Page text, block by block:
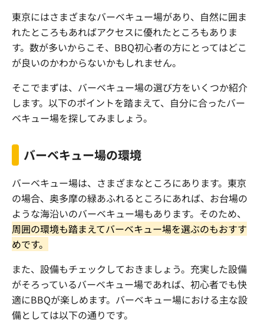
東京にはさまざまなバーベキュー場があり、自然に囲ま
れたところもあればアクセスに優れたところもありま
す。数が多いからこそ、 BBQ初心者の方にとってはどこ
が良いのかわからないかもしれません。
そこでまずは、バーベキュー場の選び方をいくつか紹介
します。以下のポイントを踏まえて、自分に合ったバー
ベキュー場を探してみましょう。
バーベキュー場の環境
バーベキュー場は、さまざまなところにあります。東京
の場合、奥多摩の緑あふれるところにあれば、お台場の
ような海沿いのバーベキュー場もあります。そのため、
周囲の環境も踏まえてバーベキュー場を選ぶのもおすす
めです。
また、設備もチェックしておきましょう。充実した設備
がそろっているバーベキュー場であれば、初心者でも快
適にBBQが楽しめます。バーベキュー場における主な設
備としては以下の通りです。